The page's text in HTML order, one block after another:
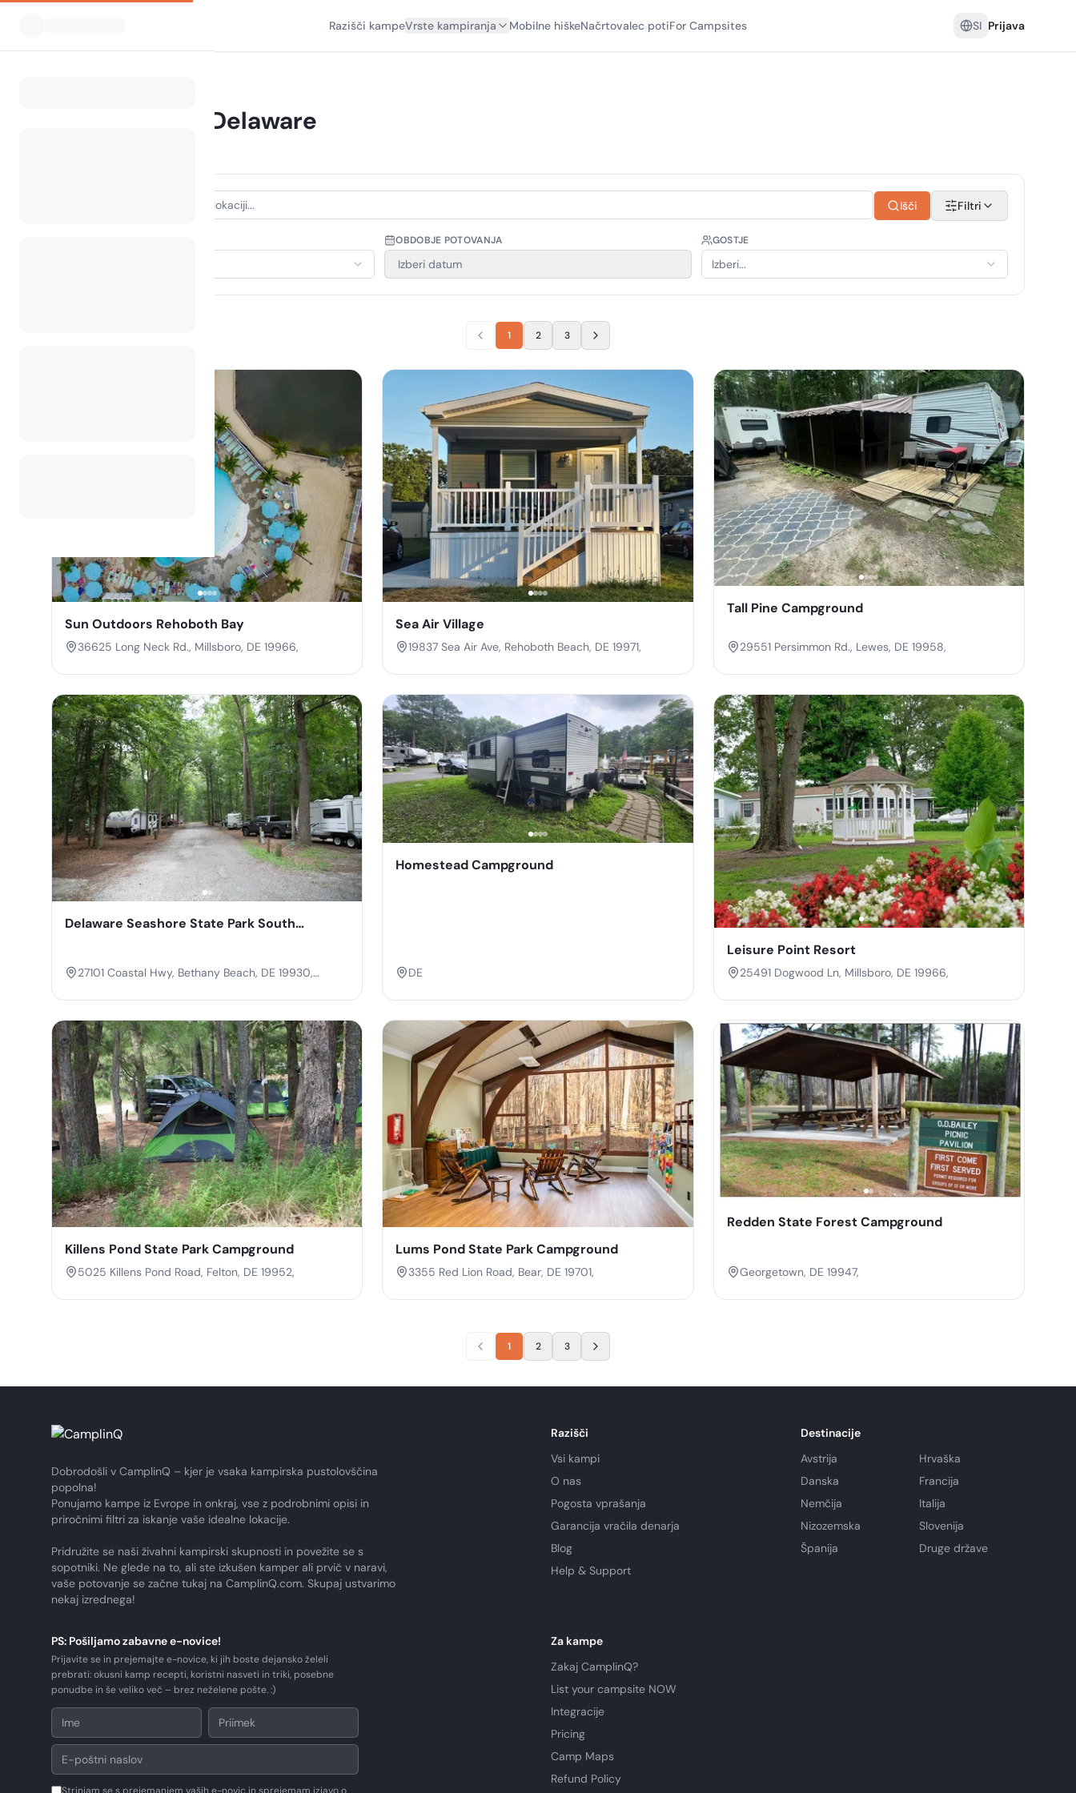
Razišči kampeVrste kampiranja Mobilne hiškeNačrtovalec potiFor Campsites SI Prijava
Kampiranje Delaware
Išči Filtri
OBDOBJE POTOVANJA
Izberi datum
GOSTJE
Izberi...
1 2 3
Sun Outdoors Rehoboth Bay
36625 Long Neck Rd., Millsboro, DE 19966,
Sea Air Village
19837 Sea Air Ave, Rehoboth Beach, DE 19971,
Tall Pine Campground
29551 Persimmon Rd., Lewes, DE 19958,
Delaware Seashore State Park South
27101 Coastal Hwy, Bethany Beach, DE 19930,
Homestead Campground
DE
Leisure Point Resort
25491 Dogwood Ln, Millsboro, DE 19966,
Killens Pond State Park Campground
5025 Killens Pond Road, Felton, DE 19952,
Lums Pond State Park Campground
3355 Red Lion Road, Bear, DE 19701,
Redden State Forest Campground
Georgetown, DE 19947,
1 2 3
Dobrodošli v CamplinQ – kjer je vsaka kampirska pustolovščina
popolna!
Ponujamo kampe iz Evrope in onkraj, vse z podrobnimi opisi in
priročnimi filtri za iskanje vaše idealne lokacije.
Pridružite se naši živahni kampirski skupnosti in povežite se s
sopotniki. Ne glede na to, ali ste izkušen kamper ali prvič v naravi,
vaše potovanje se začne tukaj na CamplinQ.com. Skupaj ustvarimo
nekaj izrednega!
Razišči
Vsi kampi
O nas
Pogosta vprašanja
Garancija vračila denarja
Blog
Help & Support
Destinacije
Avstrija
Hrvaška
Danska
Francija
Nemčija
Italija
Nizozemska
Slovenija
Španija
Druge države
PS: Pošiljamo zabavne e-novice!
Prijavite se in prejemajte e-novice, ki jih boste dejansko želeli
prebrati: okusni kamp recepti, koristni nasveti in triki, posebne
ponudbe in še veliko več – brez neželene pošte. :)
Za kampe
Zakaj CamplinQ?
List your campsite NOW
Integracije
Pricing
Camp Maps
Refund Policy